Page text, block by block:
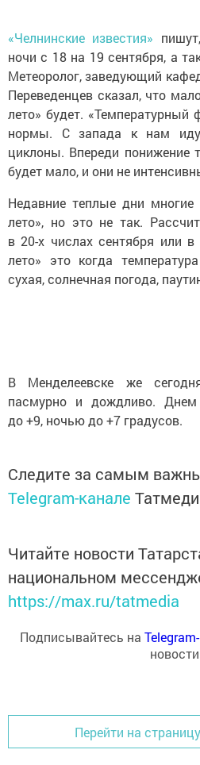
«Челнинские известия»
ночи с 18 на 19 сентября, а
Метеоролог, заведующий
Переведенцев сказал, что
лето» будет.
нормы. С запада к нам
циклоны. Впереди понижение
будет мало, и они не
Недавние теплые дни многие
лето», но это не так.
в 20-х числах сентября или в
лето» это когда
сухая, солнечная погода,
В Менделеевске же
пасмурно и дождливо. Днем
до +9, ночью до +7 градусов.
Следите за самым
Telegram-канале
Читайте новости
национальном
https://max.ru/tatmedia
Подписывайтесь на
Перейти на